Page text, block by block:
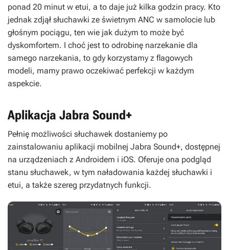
ponad 20 minut w etui, a to daje już kilka godzin pracy. Kto
jednak zdjął słuchawki ze świetnym ANC w samolocie lub
głośnym pociągu, ten wie jak dużym to może być
dyskomfortem. I choć jest to odrobinę narzekanie dla
samego narzekania, to gdy korzystamy z flagowych
modeli, mamy prawo oczekiwać perfekcji w każdym
aspekcie.
Aplikacja Jabra Sound+
Pełnię możliwości słuchawek dostaniemy po
zainstalowaniu aplikacji mobilnej Jabra Sound+, dostępnej
na urządzeniach z Androidem i iOS. Oferuje ona podgląd
stanu słuchawek, w tym naładowania każdej słuchawki i
etui, a także szereg przydatnych funkcji.